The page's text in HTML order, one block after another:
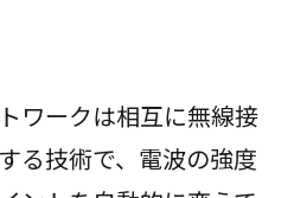
ワークは相互に無線接
る技術で、電波の強度